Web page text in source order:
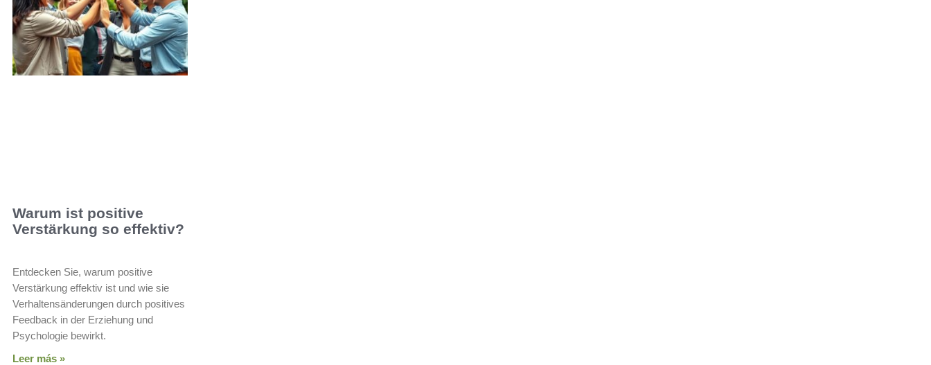
Warum ist positive
Verstärkung so effektiv?
Entdecken Sie, warum positive
Verstärkung effektiv ist und wie sie
Verhaltensänderungen durch positives
Feedback in der Erziehung und
Psychologie bewirkt.
Leer más »